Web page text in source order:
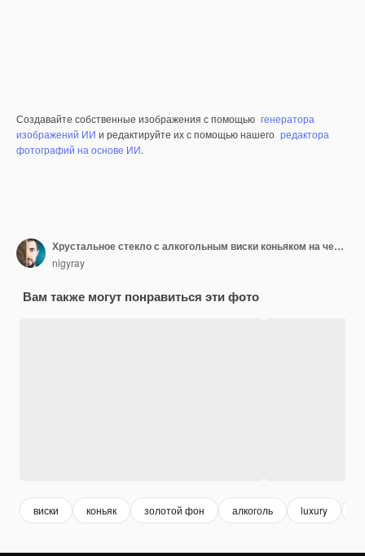
Создавайте собственные изображения с помощью генератора
изображений ИИ и редактируйте их с помощью нашего редактора
фотографий на основе ИИ.
Хрустальное стекло с алкогольным виски коньяком на черном фоне
nigyray
Вам также могут понравиться эти фото
виски коньяк золотой фон алкоголь luxury